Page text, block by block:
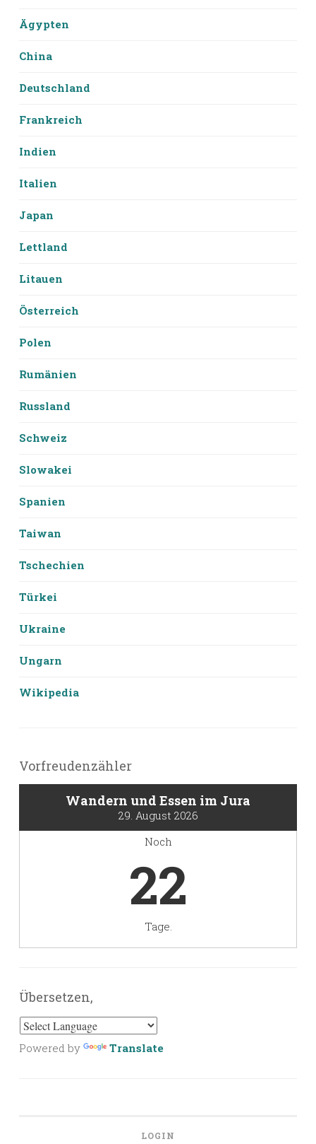
Ägypten
China
Deutschland
Frankreich
Indien
Italien
Japan
Lettland
Litauen
Österreich
Polen
Rumänien
Russland
Schweiz
Slowakei
Spanien
Taiwan
Tschechien
Türkei
Ukraine
Ungarn
Wikipedia
Vorfreudenzähler
Wandern und Essen im Jura
29. August 2026
Noch
22
Tage.
Übersetzen,
Powered by Translate
LOGIN